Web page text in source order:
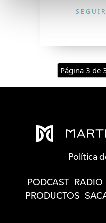
Página 3 de 3
Política
PODCAST RADIO
PRODUCTOS